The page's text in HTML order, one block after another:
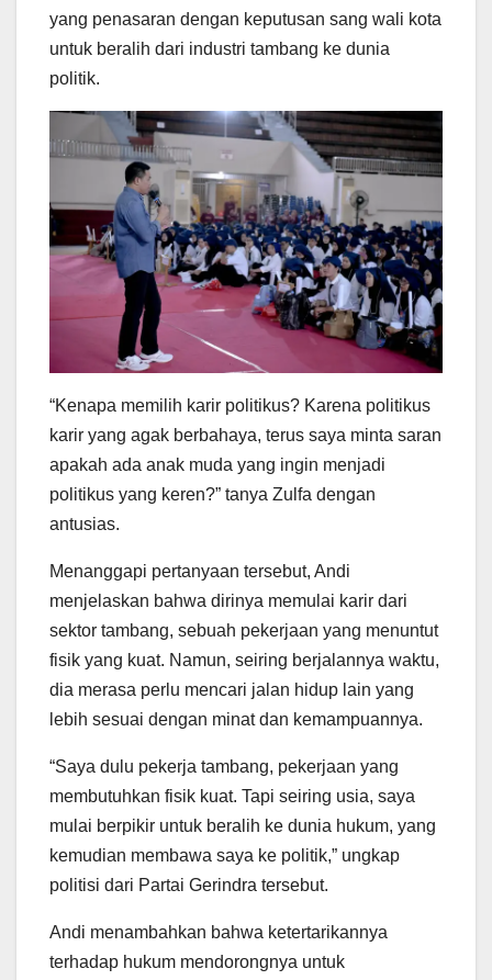
yang penasaran dengan keputusan sang wali kota
untuk beralih dari industri tambang ke dunia
politik.
“Kenapa memilih karir politikus? Karena politikus
karir yang agak berbahaya, terus saya minta saran
apakah ada anak muda yang ingin menjadi
politikus yang keren?” tanya Zulfa dengan
antusias.
Menanggapi pertanyaan tersebut, Andi
menjelaskan bahwa dirinya memulai karir dari
sektor tambang, sebuah pekerjaan yang menuntut
fisik yang kuat. Namun, seiring berjalannya waktu,
dia merasa perlu mencari jalan hidup lain yang
lebih sesuai dengan minat dan kemampuannya.
“Saya dulu pekerja tambang, pekerjaan yang
membutuhkan fisik kuat. Tapi seiring usia, saya
mulai berpikir untuk beralih ke dunia hukum, yang
kemudian membawa saya ke politik,” ungkap
politisi dari Partai Gerindra tersebut.
Andi menambahkan bahwa ketertarikannya
terhadap hukum mendorongnya untuk